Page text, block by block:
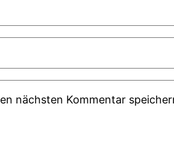
nächsten Kommentar